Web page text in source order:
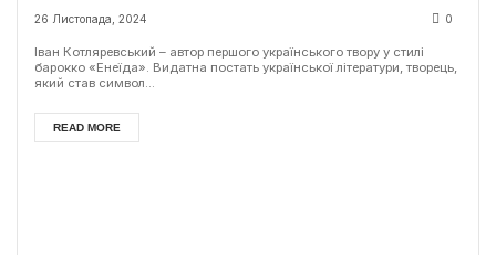
26 Листопада, 2024 0
Іван Котляревський – автор першого українського твору у стилі
барокко «Енеїда». Видатна постать української літератури, творець,
який став символ...
READ MORE